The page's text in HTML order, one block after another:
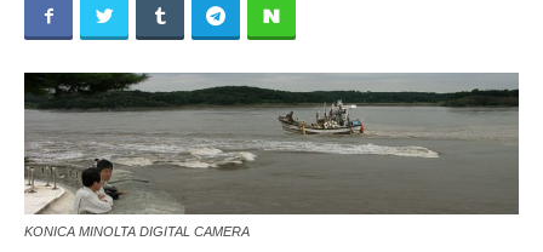
KONICA MINOLTA DIGITAL CAMERA